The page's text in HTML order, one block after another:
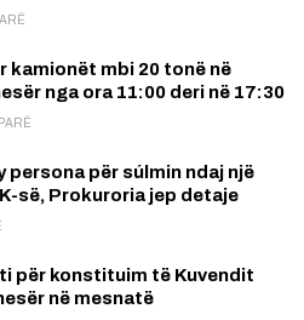
kamionët mbi 20 tonë në
nga ora 11:00 deri në 17:30
persona për súlmin ndaj një
së, Prokuroria jep detaje
për konstituim të Kuvendit
në mesnatë